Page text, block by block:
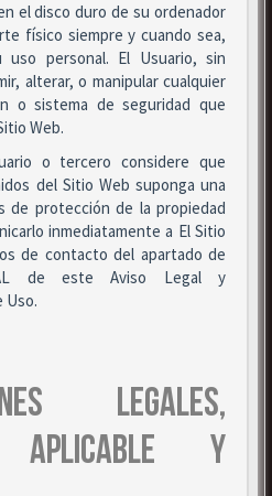
el disco duro de su ordenador
físico siempre y cuando sea,
uso personal. El Usuario, sin
alterar, o manipular cualquier
o sistema de seguridad que
Web.
o tercero considere que
del Sitio Web suponga una
de protección de la propiedad
inmediatamente a El Sitio
de contacto del apartado de
de este Aviso Legal y
Uso.
LEGALES,
APLICABLE Y